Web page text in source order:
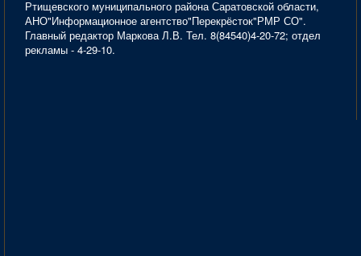
Ртищевского муниципального района Саратовской области,
АНО"Информационное агентство"Перекрёсток"РМР СО".
Главный редактор Маркова Л.В. Тел. 8(84540)4-20-72; отдел
рекламы - 4-29-10.